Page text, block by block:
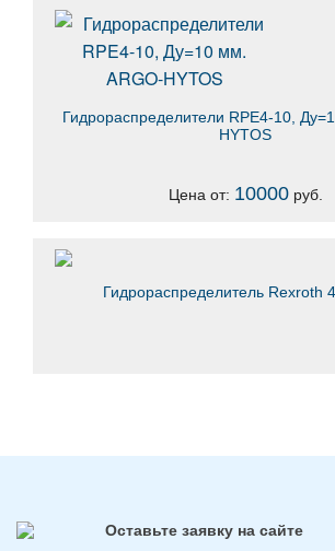
Гидрораспределители RPE4-10,
HYTOS
Цена от: 10000руб.
Гидрораспределитель Rexroth
Оставьте заявку на сайте